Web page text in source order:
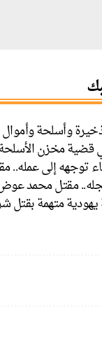
قضية مخزن
توجهه إلى
مقتل محمد عوض
يهودية متهمة